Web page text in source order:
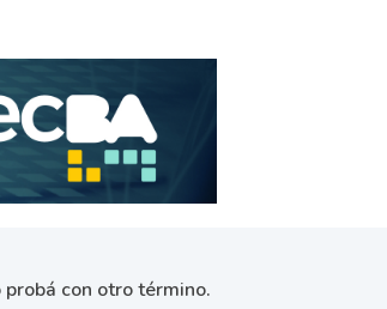
con otro término.